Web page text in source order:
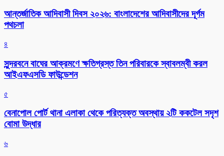
আন্তর্জাতিক আদিবাসী দিবস ২০২৬: বাংলাদেশের আদিবাসীদের দূর্গম
পথচলা
৪
সুন্দরবনে বাঘের আক্রমণে ক্ষতিগ্রস্ত তিন পরিবারকে স্বাবলম্বী করল
আইএফএসডি ফাউন্ডেশন
৫
বেনাপোল পোর্ট থানা এলাকা থেকে পরিত্যক্ত অবস্থায় ২টি ককটেল সদৃশ
বোমা উদ্ধার
৬